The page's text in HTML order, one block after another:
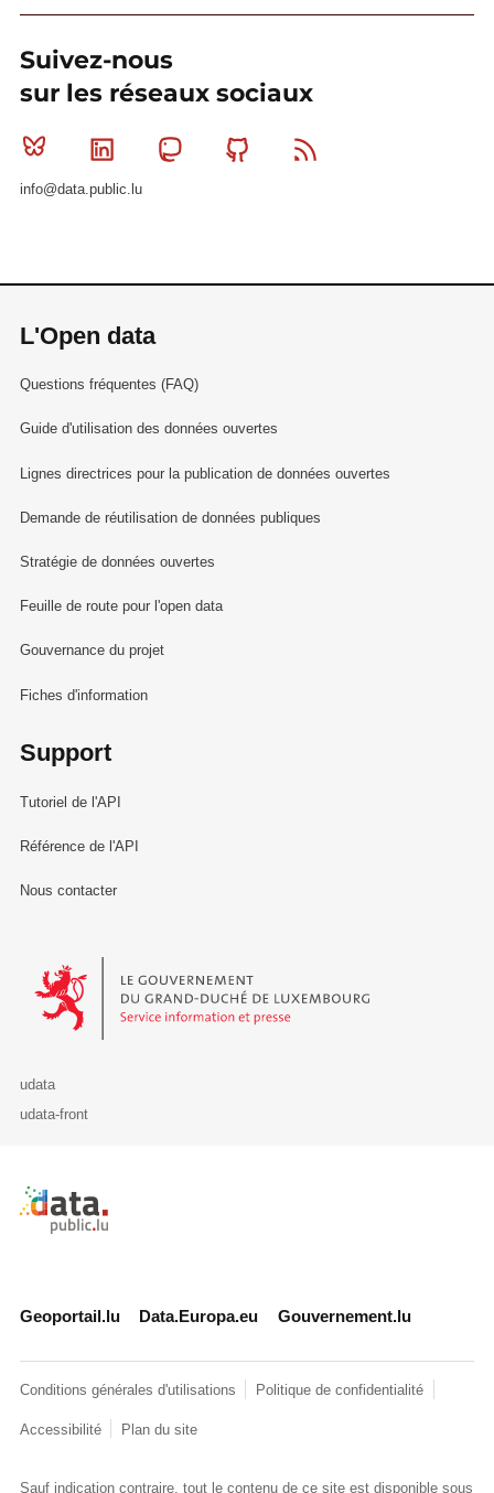
Suivez-nous
sur les réseaux sociaux
Bluesky Linkedin MastodonGithub
info@data.public.lu
L'Open data
Questions fréquentes (FAQ)
Guide d'utilisation des données ouvertes
Lignes directrices pour la publication de données ouvertes
Demande de réutilisation de données publiques
Stratégie de données ouvertes
Feuille de route pour l'open data
Gouvernance du projet
Fiches d'information
Support
Tutoriel de l'API
Référence de l'API
Nous contacter
Le Gouvernement du Grand-Duché de Luxembourg - Service
udata
udata-front
Retour à l'accueil de data.public.lu
Geoportail.lu Data.Europa.eu Gouvernement.lu
Conditions générales d'utilisations Politique de confidentialité
Accessibilité Plan du site
Sauf indication contraire, tout le contenu de ce site est disponible sous